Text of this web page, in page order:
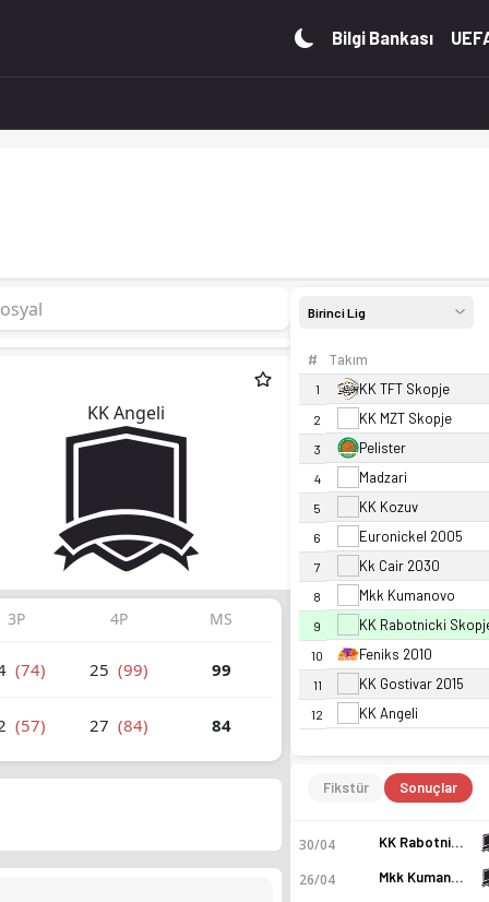
durumu ve istatistiklerini Ofsayt'ta incele. Canlı skor
Bilgi Bankası
KK Angeli
3P 4P MS
(74) 25 (99) 99
(57) 27 (84) 84
Birinci Lig
# Takım
1 KK TFT Skopje
2 KK MZT Skopje
3 Pelister
4 Madzari
5 KK Kozuv
6 Euronickel 2005
7 Kk Cair 2030
8 Mkk Kumanovo
9 KK Rabotnicki
10 Feniks 2010
11 KK Gostivar 2015
12 KK Angeli
Fikstür Sonuçlar
30/04 KK Rabotnicki Skopje
26/04 Mkk Kumanovo